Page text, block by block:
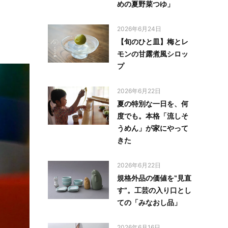
めの夏野菜つゆ」
2026年6月24日
【旬のひと皿】梅とレ
モンの甘露煮風シロッ
プ
2026年6月22日
夏の特別な一日を、何
度でも。本格「流しそ
うめん」が家にやって
きた
2026年6月22日
規格外品の価値を‟見直
す”。工芸の入り口とし
ての「みなおし品」